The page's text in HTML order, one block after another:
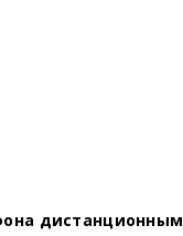
дистанционным